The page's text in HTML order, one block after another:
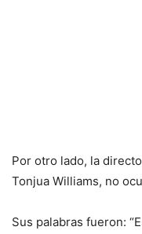
Por otro lado, la
Tonjua Williams, no
Sus palabras fueron: